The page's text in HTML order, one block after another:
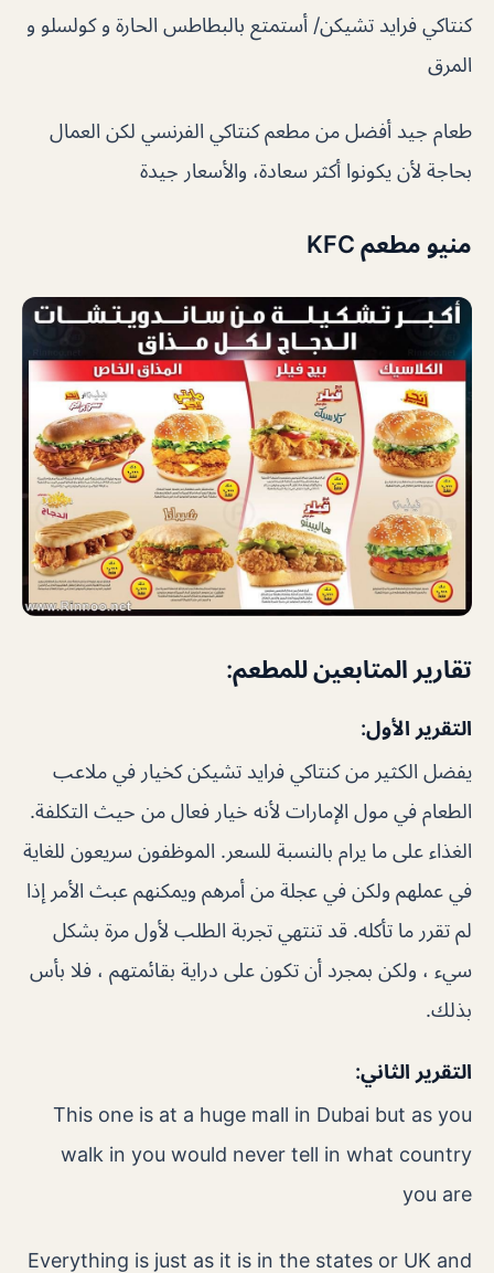
كنتاكي فرايد تشيكن/ أستمتع بالبطاطس الحارة و كولسلو و
المرق
طعام جيد أفضل من مطعم كنتاكي الفرنسي لكن العمال
بحاجة لأن يكونوا أكثر سعادة، والأسعار جيدة
منيو مطعم KFC
تقارير المتابعين للمطعم:
التقرير الأول:
يفضل الكثير من كنتاكي فرايد تشيكن كخيار في ملاعب
الطعام في مول الإمارات لأنه خيار فعال من حيث التكلفة.
الغذاء على ما يرام بالنسبة للسعر. الموظفون سريعون للغاية
في عملهم ولكن في عجلة من أمرهم ويمكنهم عبث الأمر إذا
لم تقرر ما تأكله. قد تنتهي تجربة الطلب لأول مرة بشكل
سيء ، ولكن بمجرد أن تكون على دراية بقائمتهم ، فلا بأس
بذلك.
التقرير الثاني:
This one is at a huge mall in Dubai but as you
walk in you would never tell in what country
you are
Everything is just as it is in the states or UK and